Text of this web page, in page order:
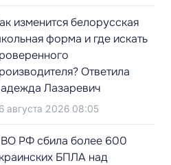
изменится белорусская
форма и где искать
Ответила
Лазаревич
августа 2026 08:05
РФ сбила более 600
БПЛА над